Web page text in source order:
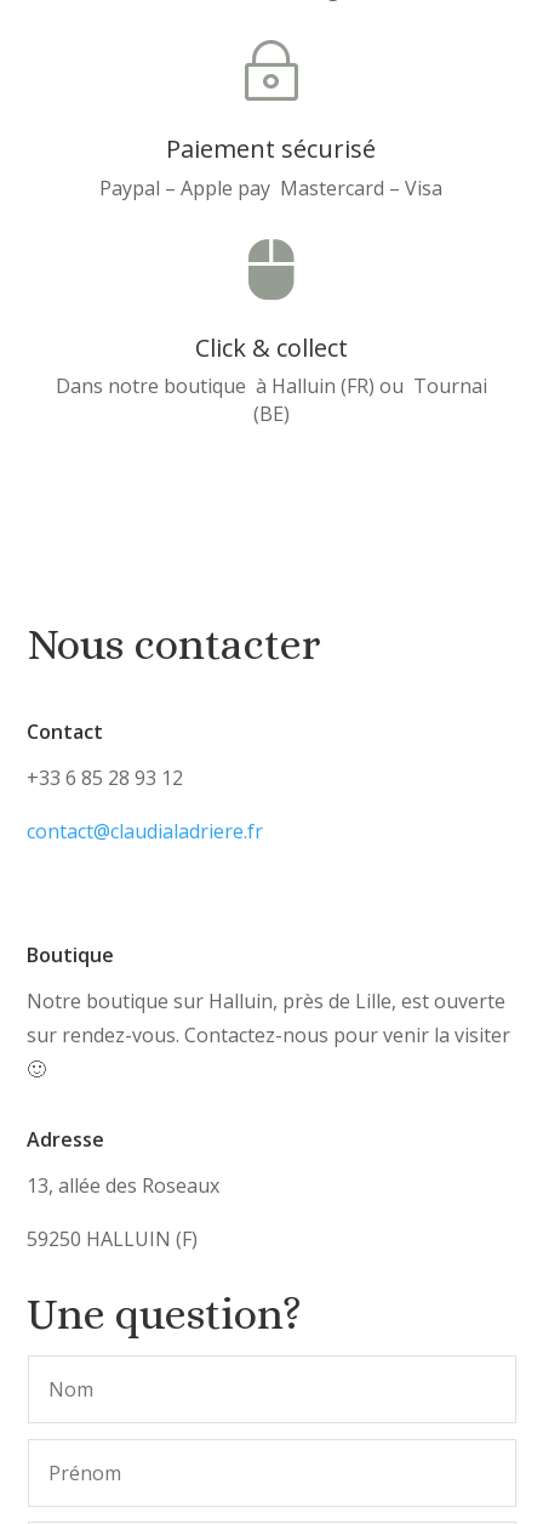
~
Paiement sécurisé
Paypal – Apple pay Mastercard – Visa

Click & collect
Dans notre boutique à Halluin (FR) ou Tournai
(BE)
Nous contacter
Contact
+33 6 85 28 93 12
contact@claudialadriere.fr
Boutique
Notre boutique sur Halluin, près de Lille, est ouverte
sur rendez-vous. Contactez-nous pour venir la visiter
🙂
Adresse
13, allée des Roseaux
59250 HALLUIN (F)
Une question?